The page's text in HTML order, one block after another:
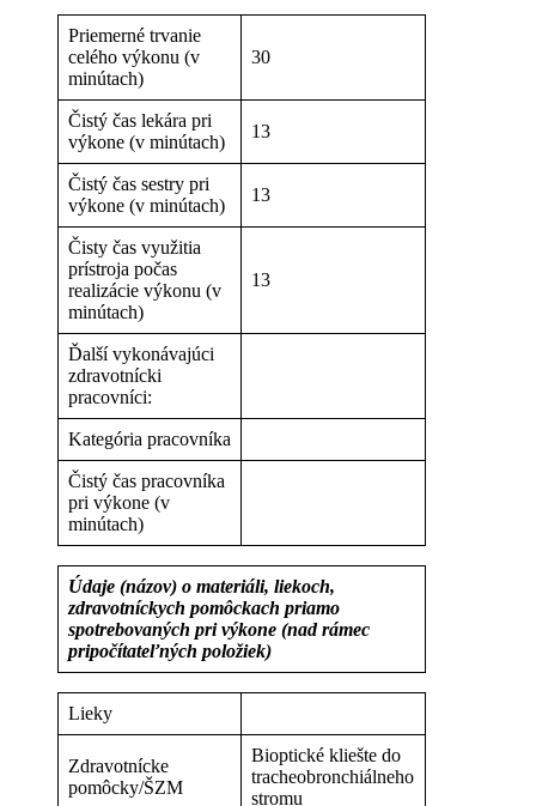
Priemerné trvanie
celého výkonu (v
minútach)
30
Čistý čas lekára pri
výkone (v minútach)
13
Čistý čas sestry pri
výkone (v minútach)
13
Čisty čas využitia
prístroja počas
realizácie výkonu (v
minútach)
13
Ďalší vykonávajúci
zdravotnícki
pracovníci:
Kategória pracovníka
Čistý čas pracovníka
pri výkone (v
minútach)
Údaje (názov) o materiáli, liekoch,
zdravotníckych pomôckach priamo
spotrebovaných pri výkone (nad rámec
pripočítateľných položiek)
Lieky
Zdravotnícke
pomôcky/ŠZM
Bioptické kliešte do
tracheobronchiálneho
stromu